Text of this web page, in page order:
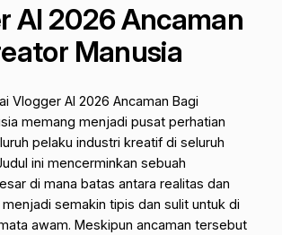
AI 2026 Ancaman
Manusia
Vlogger AI 2026 Ancaman Bagi
memang menjadi pusat perhatian
pelaku industri kreatif di seluruh
ini mencerminkan sebuah
di mana batas antara realitas dan
semakin tipis dan sulit untuk di
awam. Meskipun ancaman tersebut